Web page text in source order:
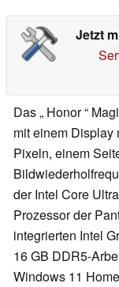
Jetzt
Das „ Honor “
mit einem Display
Pixeln, einem
der Intel Core
Prozessor der
integrierten Intel
16 GB DDR5-
Windows 11